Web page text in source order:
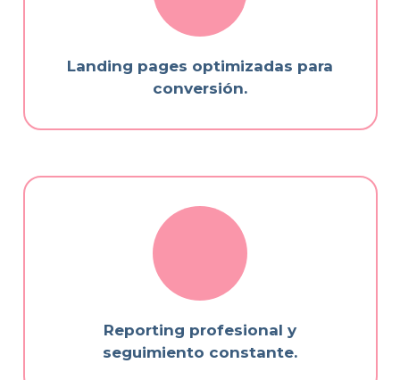
Landing pages optimizadas para
conversión.
Reporting profesional y
seguimiento constante.